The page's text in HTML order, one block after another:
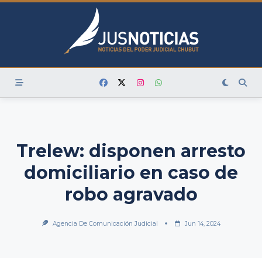
Skip
Trelew: disponen arresto
domiciliario en caso de
robo agravado
Agencia De Comunicación Judicial Jun 14, 2024